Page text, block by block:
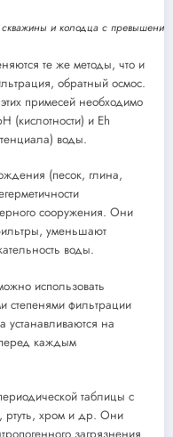
и колодца с
те же методы, что и
обратный осмос.
примесей необходимо
(кислотности) и Eh
воды.
(песок, глина,
сооружения. Они
уменьшают
воды.
использовать
степенями фильтрации
устанавливаются на
каждым
таблицы с
ртуть, хром и др. Они